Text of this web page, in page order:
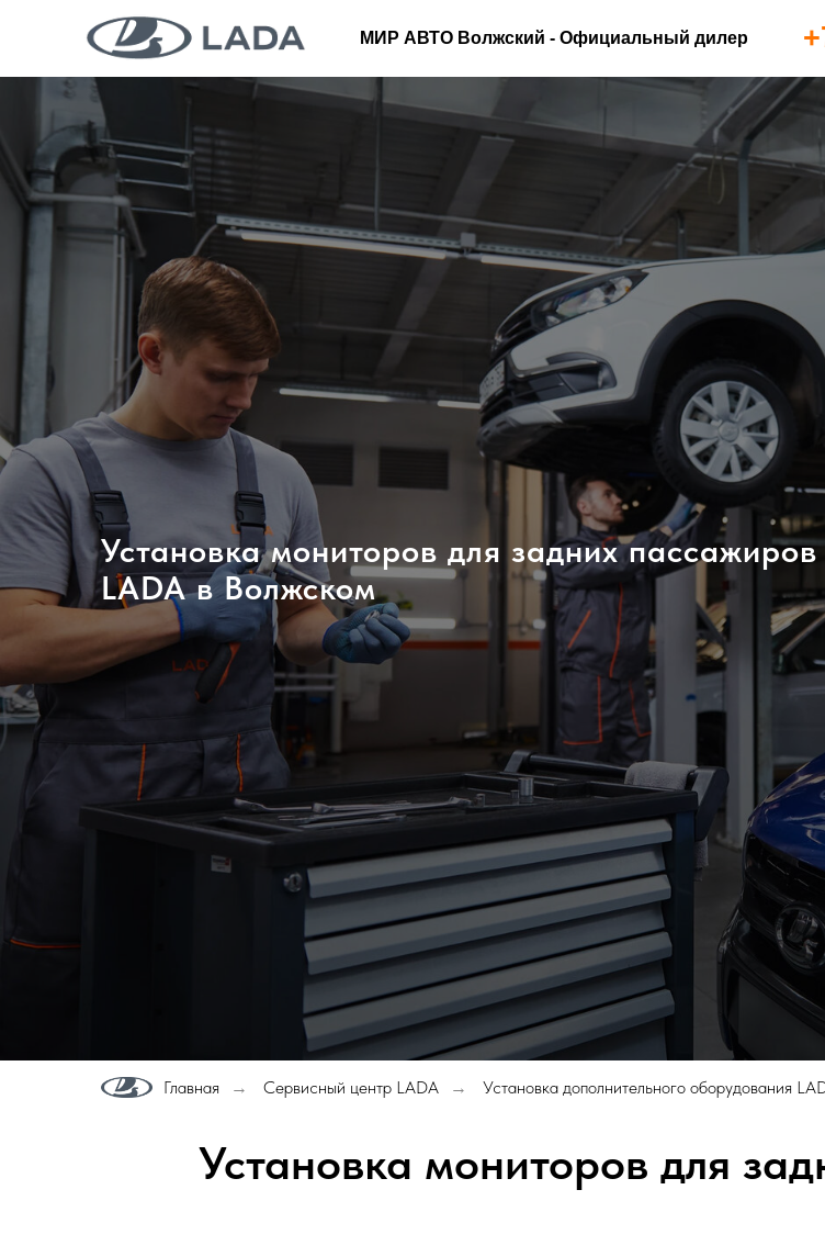
МИР АВТО Волжский - Официальный дилер
Установка мониторов для задних пассажиров
LADA в Волжском
Главная → Сервисный центр LADA → Установка дополнительного оборудования
Установка мониторов для